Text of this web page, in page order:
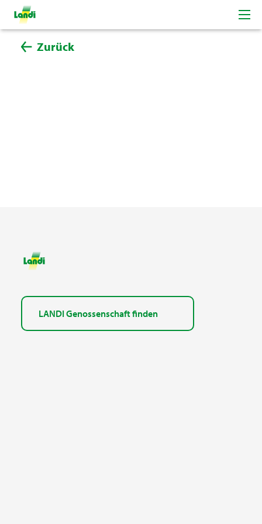
Zurück
LANDI Genossenschaft finden